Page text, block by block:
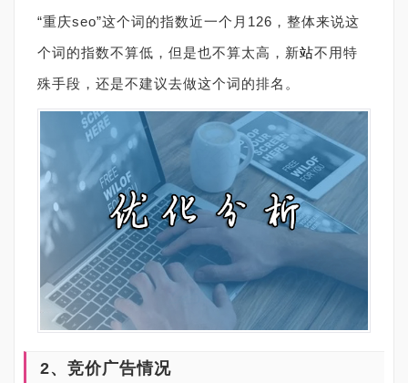
“重庆seo”这个词的指数近一个月126，整体来说这
个词的指数不算低，但是也不算太高，新站不用特
殊手段，还是不建议去做这个词的排名。
2、竞价广告情况